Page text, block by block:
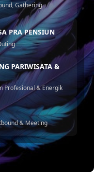
Gathering
PRA PENSIUN
PARIWISATA &
Profesional & Energik
& Meeting